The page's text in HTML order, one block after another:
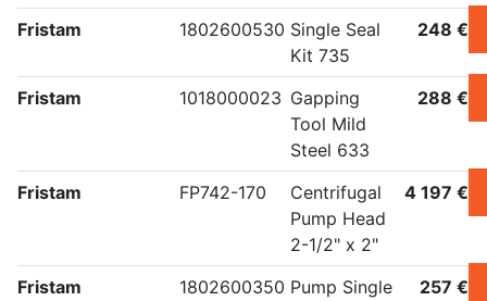
Fristam 1802600530 Single Seal
Kit 735
248 €
Fristam 1018000023 Gapping
Tool Mild
Steel 633
288 €
Fristam FP742-170
Centrifugal
Pump Head
2-1/2" x 2"
4 197 €
Fristam 1802600350 Pump Single
257 €